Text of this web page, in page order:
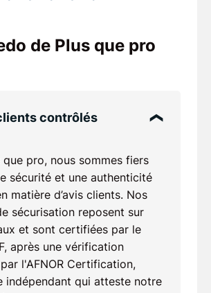
de Plus que pro
contrôlés
que pro, nous sommes fiers
sécurité et une authenticité
matière d’avis clients. Nos
sécurisation reposent sur
et sont certifiées par le
après une vérification
l'AFNOR Certification,
indépendant qui atteste notre